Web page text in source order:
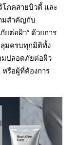
ภคสายบิวตี้ และ
มสำคัญกับ
ยต่อผิว” ด้วยการ
มครบทุกมิติทั้ง
มปลอดภัยต่อผิว
รือผู้ที่ต้องการ